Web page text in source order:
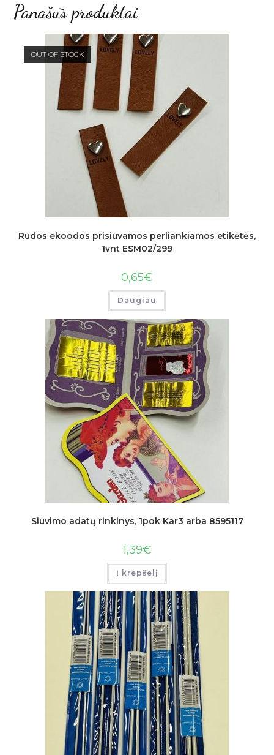
Panašūs produktai
OUT OF STOCK
Rudos ekoodos prisiuvamos perliankiamos etikėtės,
1vnt ESM02/299
0,65€
Daugiau
Siuvimo adatų rinkinys, 1pok Kar3 arba 8595117
1,39€
Į krepšelį